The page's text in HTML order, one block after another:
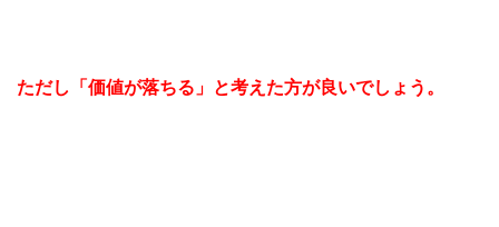
ただし「価値が落ちる」と考えた方が良いでしょう。